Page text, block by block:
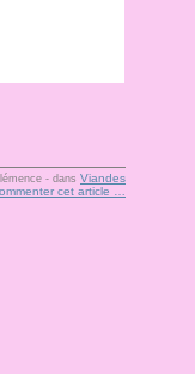
- dans Viandes
cet article